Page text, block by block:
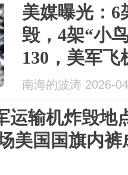
美媒曝光：6
毁，4架“小
130，美军
南海的波涛 2026-
运输机炸毁地
美国国旗内裤